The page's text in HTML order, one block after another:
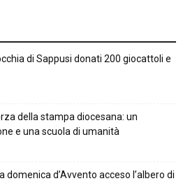
di Sappusi donati 200 giocattoli e
della stampa diocesana: un
e una scuola di umanità
domenica d’Avvento acceso l’albero di